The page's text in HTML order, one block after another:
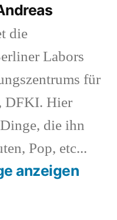
die
Labors
für
DFKI. Hier
die ihn
Pop, etc...
anzeigen